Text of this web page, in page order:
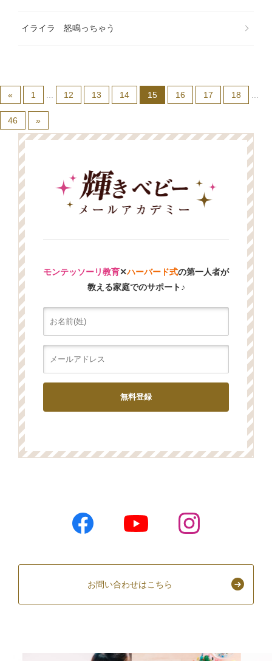
イライラ 怒鳴っちゃう
« 1 ... 12 13 14 15 16 17 18 ...
46 »
モンテッソーリ教育✕ハーバード式の第一人者が
教える家庭でのサポート♪
お問い合わせはこちら